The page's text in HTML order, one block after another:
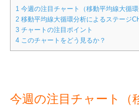
1 今週の注目チャート（移動平均線大循環
2 移動平均線大循環分析によるステージ
3 チャートの注目ポイント
4 このチャートをどう見るか？
今週の注目チャート（